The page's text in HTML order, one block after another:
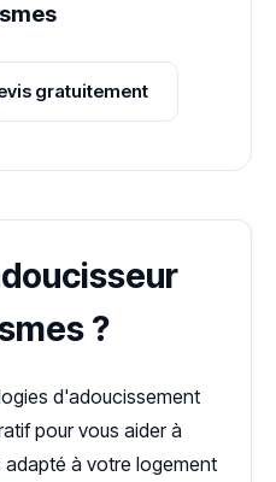
gratuitement
?
d'adoucissement
pour vous aider à
adapté à votre logement